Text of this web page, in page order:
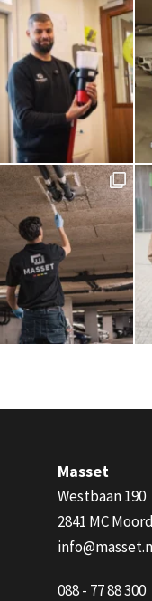
Masset
Westbaan 190
2841 MC
088 - 77 88 300